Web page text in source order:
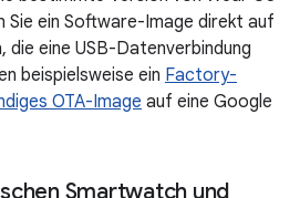
Sie ein Software-Image direkt auf
eine USB-Datenverbindung
beispielsweise ein Factory-
OTA-Image auf eine Google
Smartwatch und